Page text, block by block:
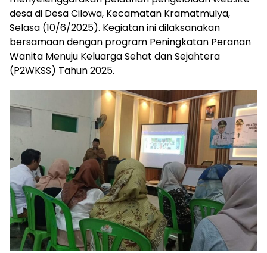
desa di Desa Cilowa, Kecamatan Kramatmulya,
Selasa (10/6/2025). Kegiatan ini dilaksanakan
bersamaan dengan program Peningkatan Peranan
Wanita Menuju Keluarga Sehat dan Sejahtera
(P2WKSS) Tahun 2025.